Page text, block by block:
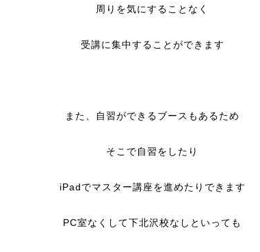
周りを気にすることなく
受講に集中することができます
また、自習ができるブースもあるため
そこで自習をしたり
iPadでマスター講座を進めたりできます
PC室なくして下北沢校なしといっても